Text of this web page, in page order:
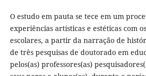
O estudo em pauta se tece em um
experiências artísticas e estéticas com
escolares, a partir da narração de
de três pesquisas de doutorado em
pelos(as) professores(as)